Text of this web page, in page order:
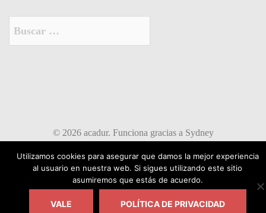
© 2026 acadur. Funciona gracias a Sydney
Utilizamos cookies para asegurar que damos la mejor experiencia
al usuario en nuestra web. Si sigues utilizando este sitio
asumiremos que estás de acuerdo.
VALE POLÍTICA DE PRIVACIDAD